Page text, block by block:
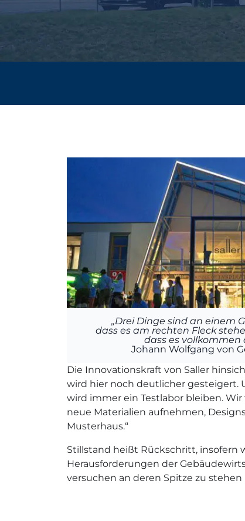
„Drei Dinge sind an einem
dass es am rechten Fleck
dass es vollkommen
Johann Wolfgang von
Die Innovationskraft von Saller
wird hier noch deutlicher gesteigert.
wird immer ein Testlabor bleiben.
neue Materialien aufnehmen,
Musterhaus.“
Stillstand heißt Rückschritt, insofern
Herausforderungen der
versuchen an deren Spitze zu